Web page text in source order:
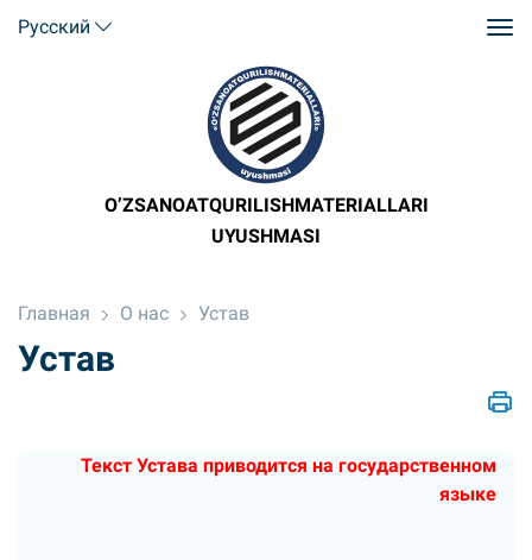
Русский
O’ZSANOATQURILISHMATERIALLARI
UYUSHMASI
Главная О нас Устав
Устав
Текст Устава приводится на государственном
языке